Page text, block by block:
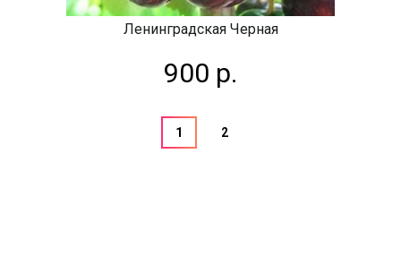
Ленинградская Черная
900 р.
1 2